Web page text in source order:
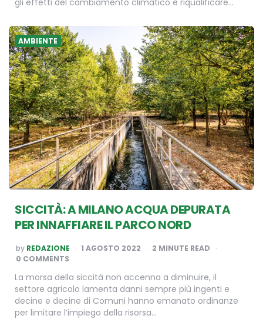
gli effetti del cambiamento climatico e riqualificare…
AMBIENTE
SICCITÀ: A MILANO ACQUA DEPURATA
PER INNAFFIARE IL PARCO NORD
POSTED
BY
by REDAZIONE 1 AGOSTO 2022 2 MINUTE READ
0 COMMENTS
La morsa della siccità non accenna a diminuire, il
settore agricolo lamenta danni sempre più ingenti e
decine e decine di Comuni hanno emanato ordinanze
per limitare l’impiego della risorsa…